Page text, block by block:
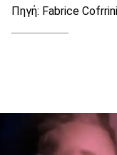
Πηγή: Fabrice